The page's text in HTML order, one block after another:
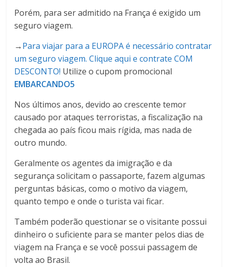
Porém, para ser admitido na França é exigido um
seguro viagem.
→Para viajar para a EUROPA é necessário contratar
um seguro viagem. Clique aqui e contrate COM
DESCONTO! Utilize o cupom promocional
EMBARCANDO5
Nos últimos anos, devido ao crescente temor
causado por ataques terroristas, a fiscalização na
chegada ao país ficou mais rígida, mas nada de
outro mundo.
Geralmente os agentes da imigração e da
segurança solicitam o passaporte, fazem algumas
perguntas básicas, como o motivo da viagem,
quanto tempo e onde o turista vai ficar.
Também poderão questionar se o visitante possui
dinheiro o suficiente para se manter pelos dias de
viagem na França e se você possui passagem de
volta ao Brasil.